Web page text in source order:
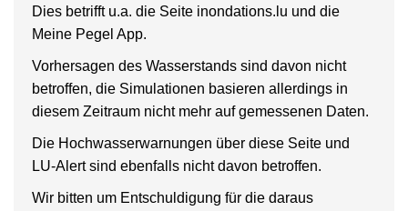
Dies betrifft u.a. die Seite inondations.lu und die
Meine Pegel App.
Vorhersagen des Wasserstands sind davon nicht
betroffen, die Simulationen basieren allerdings in
diesem Zeitraum nicht mehr auf gemessenen Daten.
Die Hochwasserwarnungen über diese Seite und
LU-Alert sind ebenfalls nicht davon betroffen.
Wir bitten um Entschuldigung für die daraus